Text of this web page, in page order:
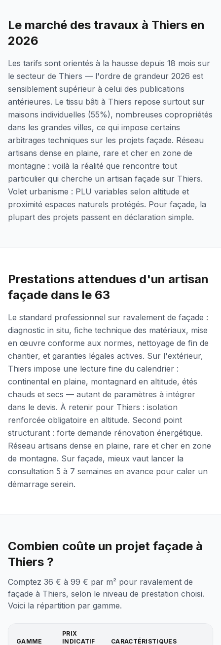
Le marché des travaux à Thiers en
2026
Les tarifs sont orientés à la hausse depuis 18 mois sur
le secteur de Thiers — l'ordre de grandeur 2026 est
sensiblement supérieur à celui des publications
antérieures. Le tissu bâti à Thiers repose surtout sur
maisons individuelles (55%), nombreuses copropriétés
dans les grandes villes, ce qui impose certains
arbitrages techniques sur les projets façade. Réseau
artisans dense en plaine, rare et cher en zone de
montagne : voilà la réalité que rencontre tout
particulier qui cherche un artisan façade sur Thiers.
Volet urbanisme : PLU variables selon altitude et
proximité espaces naturels protégés. Pour façade, la
plupart des projets passent en déclaration simple.
Prestations attendues d'un artisan
façade dans le 63
Le standard professionnel sur ravalement de façade :
diagnostic in situ, fiche technique des matériaux, mise
en œuvre conforme aux normes, nettoyage de fin de
chantier, et garanties légales actives. Sur l'extérieur,
Thiers impose une lecture fine du calendrier :
continental en plaine, montagnard en altitude, étés
chauds et secs — autant de paramètres à intégrer
dans le devis. À retenir pour Thiers : isolation
renforcée obligatoire en altitude. Second point
structurant : forte demande rénovation énergétique.
Réseau artisans dense en plaine, rare et cher en zone
de montagne. Sur façade, mieux vaut lancer la
consultation 5 à 7 semaines en avance pour caler un
démarrage serein.
Combien coûte un projet façade à
Thiers ?
Comptez 36 € à 99 € par m² pour ravalement de
façade à Thiers, selon le niveau de prestation choisi.
Voici la répartition par gamme.
GAMME
PRIX
INDICATIF
CARACTÉRISTIQUES